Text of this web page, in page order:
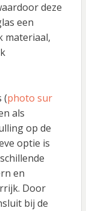
deze
een
materiaal,
(photo sur
als
op de
optie is
en
Door
bij de